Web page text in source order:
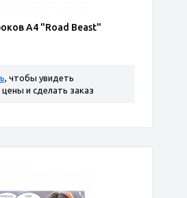
А4 "Road Beast"
, чтобы увидеть
и сделать заказ